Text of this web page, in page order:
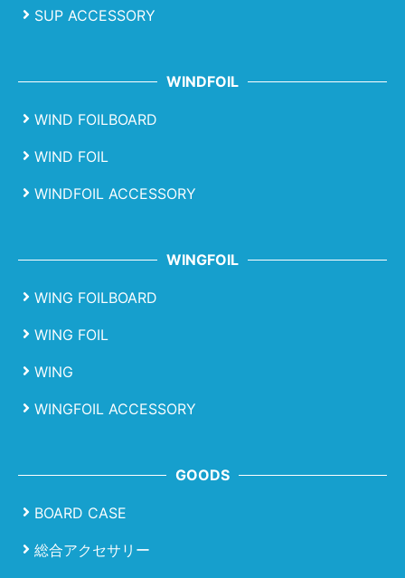
SUP ACCESSORY
WINDFOIL
WIND FOILBOARD
WIND FOIL
WINDFOIL ACCESSORY
WINGFOIL
WING FOILBOARD
WING FOIL
WING
WINGFOIL ACCESSORY
GOODS
BOARD CASE
総合アクセサリー